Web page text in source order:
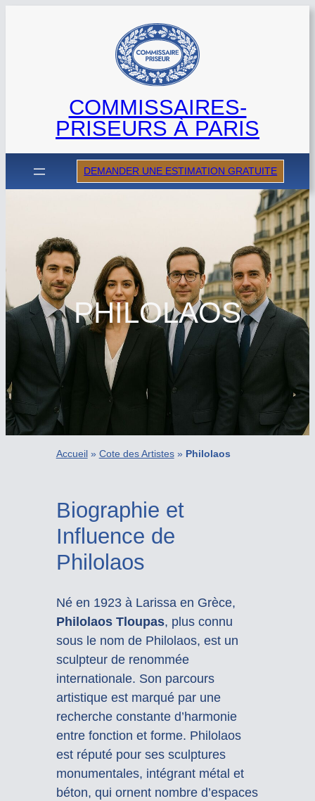
COMMISSAIRES-
PRISEURS À PARIS
DEMANDER UNE ESTIMATION GRATUITE
PHILOLAOS
Accueil» Cote des Artistes» Philolaos
Biographie et
Influence de
Philolaos
Né en 1923 à Larissa en Grèce,
Philolaos Tloupas, plus connu
sous le nom de Philolaos, est un
sculpteur de renommée
internationale. Son parcours
artistique est marqué par une
recherche constante d’harmonie
entre fonction et forme. Philolaos
est réputé pour ses sculptures
monumentales, intégrant métal et
béton, qui ornent nombre d’espaces